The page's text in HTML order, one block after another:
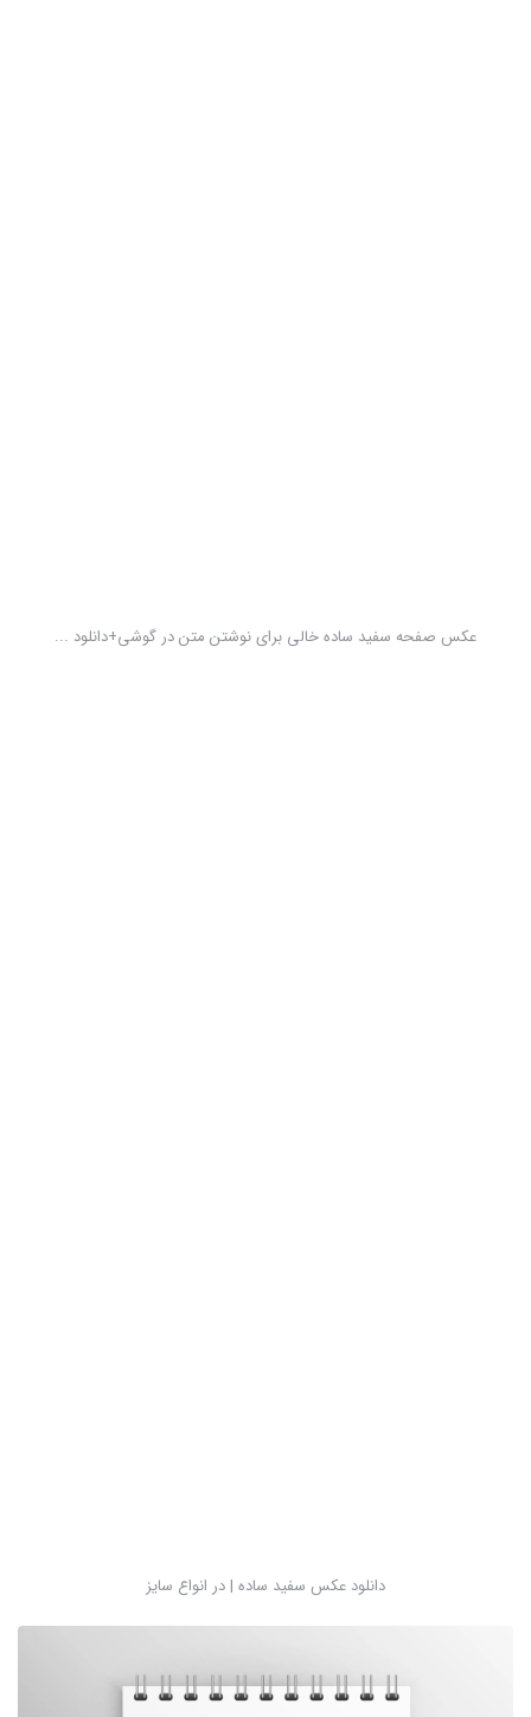
عکس صفحه سفید ساده خالی برای نوشتن متن در گوشی+دانلود ...
دانلود عکس سفید ساده | در انواع سایز